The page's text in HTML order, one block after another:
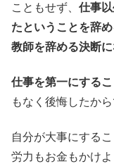
こともせず、 仕事
たということを辞
教師を辞める決断に
仕事を第一にする
もなく後悔したから
自分が大事にする
労力もお金もかけよ